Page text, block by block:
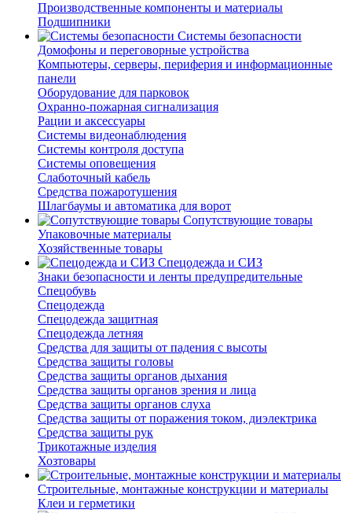
Производственные компоненты и материалы
Подшипники
Системы безопасности
Домофоны и переговорные устройства
Компьютеры, серверы, периферия и информационные
панели
Оборудование для парковок
Охранно-пожарная сигнализация
Рации и аксессуары
Системы видеонаблюдения
Системы контроля доступа
Системы оповещения
Слаботочный кабель
Средства пожаротушения
Шлагбаумы и автоматика для ворот
Сопутствующие товары
Упаковочные материалы
Хозяйственные товары
Спецодежда и СИЗ
Знаки безопасности и ленты предупредительные
Спецобувь
Спецодежда
Спецодежда защитная
Спецодежда летняя
Средства для защиты от падения с высоты
Средства защиты головы
Средства защиты органов дыхания
Средства защиты органов зрения и лица
Средства защиты органов слуха
Средства защиты от поражения током, диэлектрика
Средства защиты рук
Трикотажные изделия
Хозтовары
Строительные, монтажные конструкции и материалы
Клеи и герметики